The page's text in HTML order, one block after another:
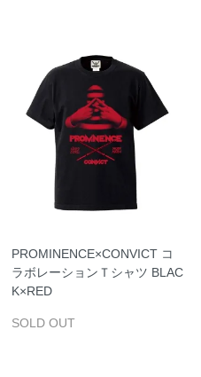
PROMINENCE×CONVICT コ
ラボレーションＴシャツ BLAC
K×RED
SOLD OUT